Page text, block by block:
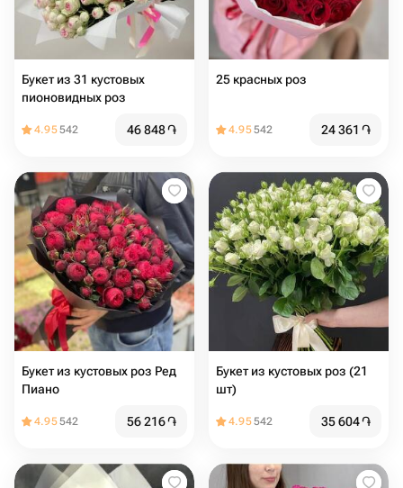
Букет из 31 кустовых
пионовидных роз
4.95542 46 848֏
25 красных роз
4.95542 24 361 ֏
Букет из кустовых роз Ред
Пиано
4.95542 56 216֏
Букет из кустовых роз (21
шт)
4.95542 35 604֏